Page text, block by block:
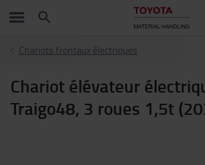
Chariots frontaux électriques
Chariot élévateur
Traigo48, 3 roues 1,5t